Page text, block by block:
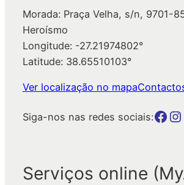
Morada: Praça Velha, s/n, 9701-
Heroísmo
Longitude: -27.21974802°
Latitude: 38.65510103°
Ver localização no mapa
Siga-nos nas redes sociais:Botão para a página da autarquia no Facebook Botão para a página da autarquia no Instagram
Serviços online